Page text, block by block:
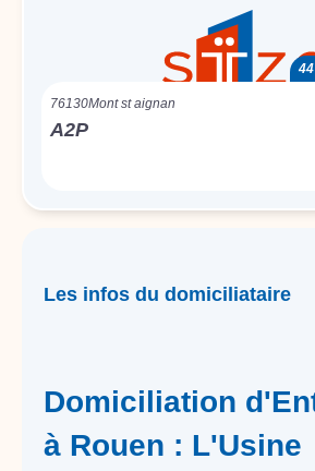
76130Mont st aignan
A2P
Les infos du domiciliataire
Domiciliation
à Rouen : L'Usine